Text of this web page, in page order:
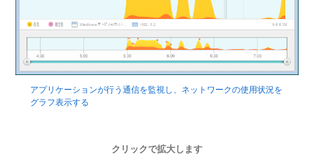
アプリケーションが行う通信を監視し、ネットワークの使用状況を
グラフ表示する
クリックで拡大します